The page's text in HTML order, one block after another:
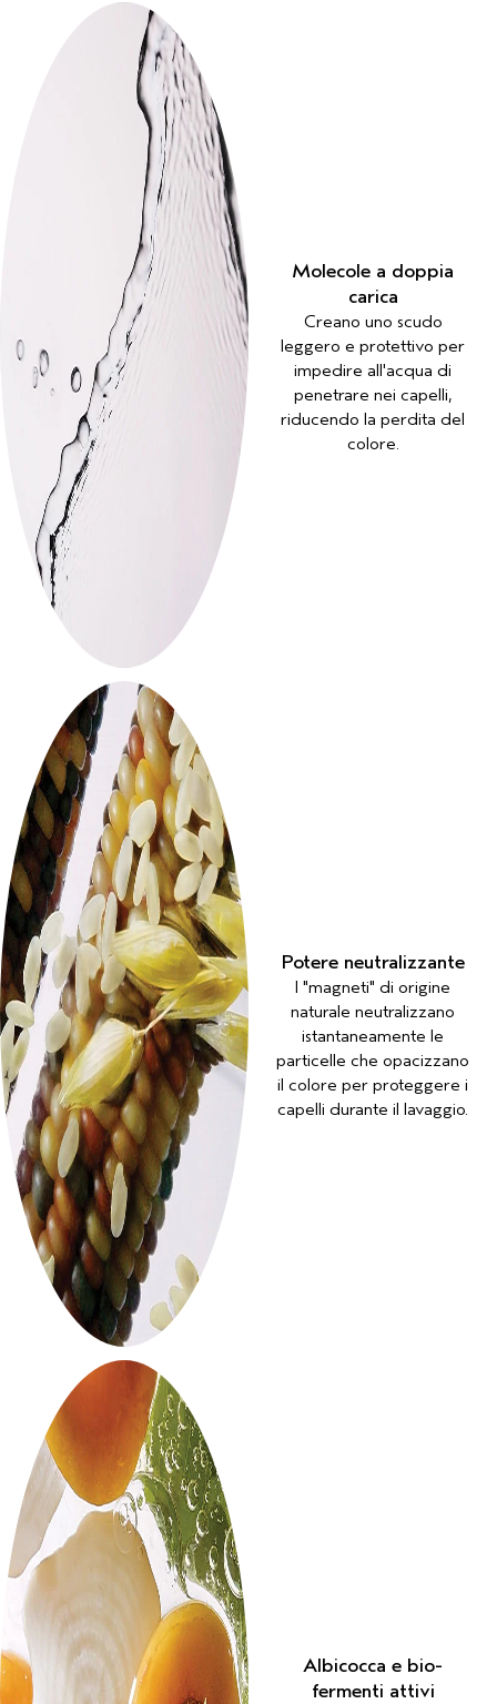
Molecole a doppia
carica
Creano uno scudo
leggero e protettivo per
impedire all'acqua di
penetrare nei capelli,
riducendo la perdita del
colore.
Potere neutralizzante
I "magneti" di origine
naturale neutralizzano
istantaneamente le
particelle che opacizzano
il colore per proteggere i
capelli durante il lavaggio.
Albicocca e bio-
fermenti attivi